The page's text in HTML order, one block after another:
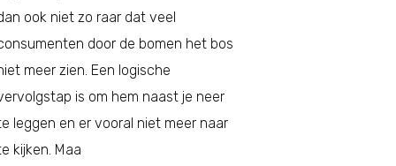
ook niet zo raar dat veel
door de bomen het bos
meer zien. Een logische
is om hem naast je neer
leggen en er vooral niet meer naar
kijken. Maa